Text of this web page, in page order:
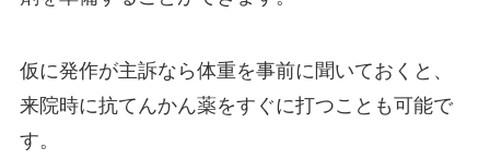
仮に発作が主訴なら体重を事前に聞いておくと、
来院時に抗てんかん薬をすぐに打つことも可能で
す。